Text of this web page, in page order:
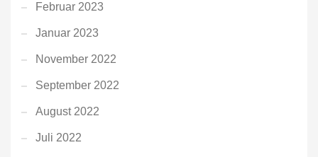
Februar 2023
Januar 2023
November 2022
September 2022
August 2022
Juli 2022